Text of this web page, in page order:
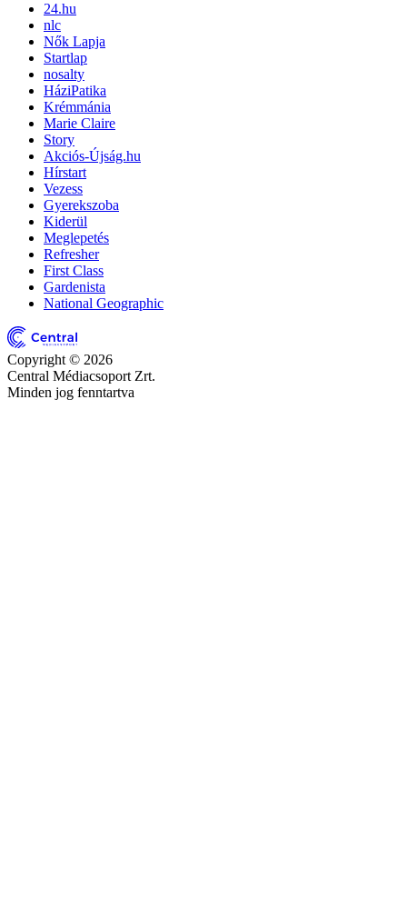
24.hu
nlc
Nők Lapja
Startlap
nosalty
HáziPatika
Krémmánia
Marie Claire
Story
Akciós-Újság.hu
Hírstart
Vezess
Gyerekszoba
Kiderül
Meglepetés
Refresher
First Class
Gardenista
National Geographic
Copyright © 2026
Central Médiacsoport Zrt.
Minden jog fenntartva